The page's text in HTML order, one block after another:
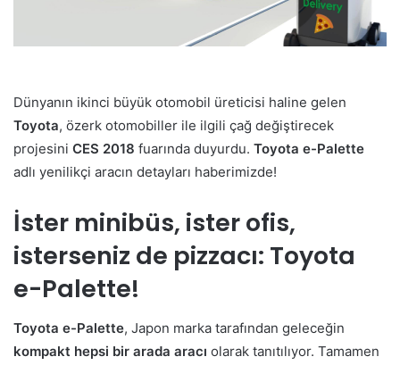
Dünyanın ikinci büyük otomobil üreticisi haline gelen
Toyota, özerk otomobiller ile ilgili çağ değiştirecek
projesini CES 2018 fuarında duyurdu. Toyota e-Palette
adlı yenilikçi aracın detayları haberimizde!
İster minibüs, ister ofis,
isterseniz de pizzacı: Toyota
e-Palette!
Toyota e-Palette, Japon marka tarafından geleceğin
kompakt hepsi bir arada aracı olarak tanıtılıyor. Tamamen